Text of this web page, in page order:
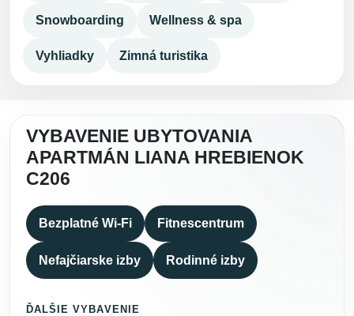
Snowboarding Wellness & spa
Vyhliadky Zimná turistika
VYBAVENIE UBYTOVANIA
APARTMÁN LIANA HREBIENOK
C206
Bezplatné Wi-Fi Fitnescentrum
Nefajčiarske izby Rodinné izby
ĎALŠIE VYBAVENIE